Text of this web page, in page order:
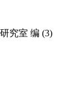
究室 编 (3)